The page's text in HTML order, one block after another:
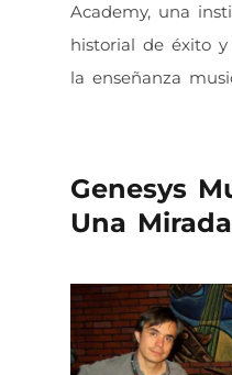
Academy, una
historial de éxito
la enseñanza
Genesys
Una